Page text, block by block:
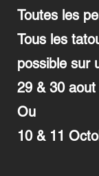
Toutes les
Tous les
possible sur
29 & 30
Ou
10 & 11